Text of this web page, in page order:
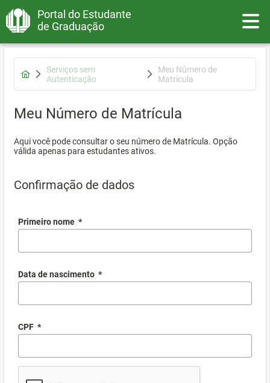
Portal do Estudante
de Graduação
Serviços sem
Autenticação
Meu Número de
Matrícula
Meu Número de Matrícula
Aqui você pode consultar o seu número de Matrícula. Opção
válida apenas para estudantes ativos.
Confirmação de dados
Primeiro nome *
Data de nascimento *
CPF *